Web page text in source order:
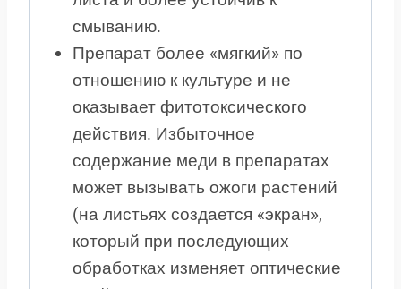
смыванию.
Препарат более «мягкий» по
отношению к культуре и не
оказывает фитотоксического
действия. Избыточное
содержание меди в препаратах
может вызывать ожоги растений
(на листьях создается «экран»,
который при последующих
обработках изменяет оптические